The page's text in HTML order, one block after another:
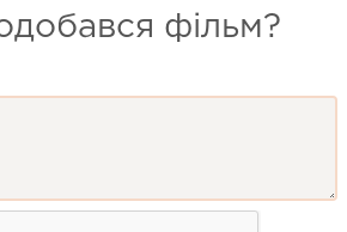
фільм?